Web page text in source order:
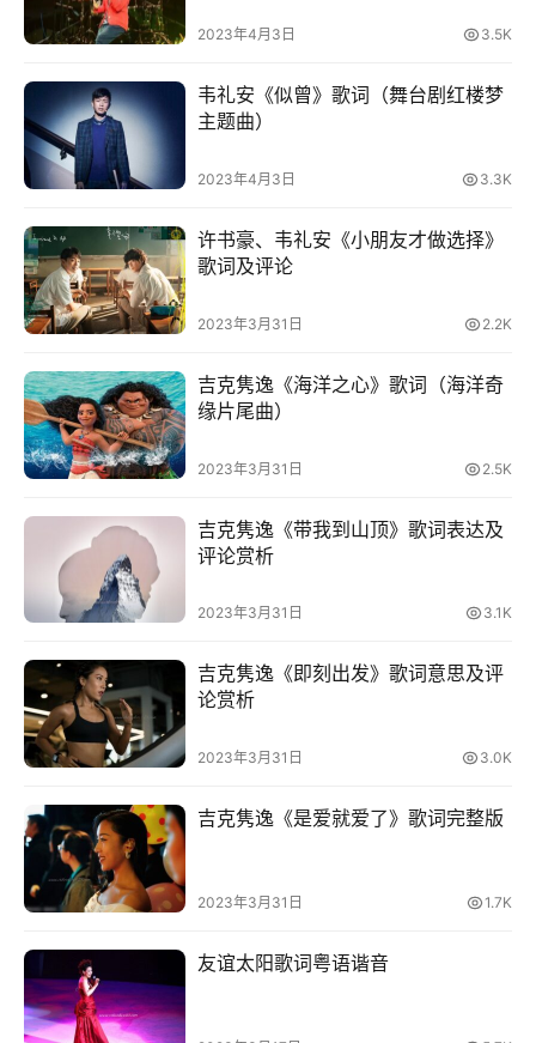
2023年4月3日 3.5K
韦礼安《似曾》歌词（舞台剧红楼梦
主题曲）
2023年4月3日 3.3K
许书豪、韦礼安《小朋友才做选择》
歌词及评论
2023年3月31日 2.2K
吉克隽逸《海洋之心》歌词（海洋奇
缘片尾曲）
2023年3月31日 2.5K
吉克隽逸《带我到山顶》歌词表达及
评论赏析
2023年3月31日 3.1K
吉克隽逸《即刻出发》歌词意思及评
论赏析
2023年3月31日 3.0K
吉克隽逸《是爱就爱了》歌词完整版
2023年3月31日 1.7K
友谊太阳歌词粤语谐音